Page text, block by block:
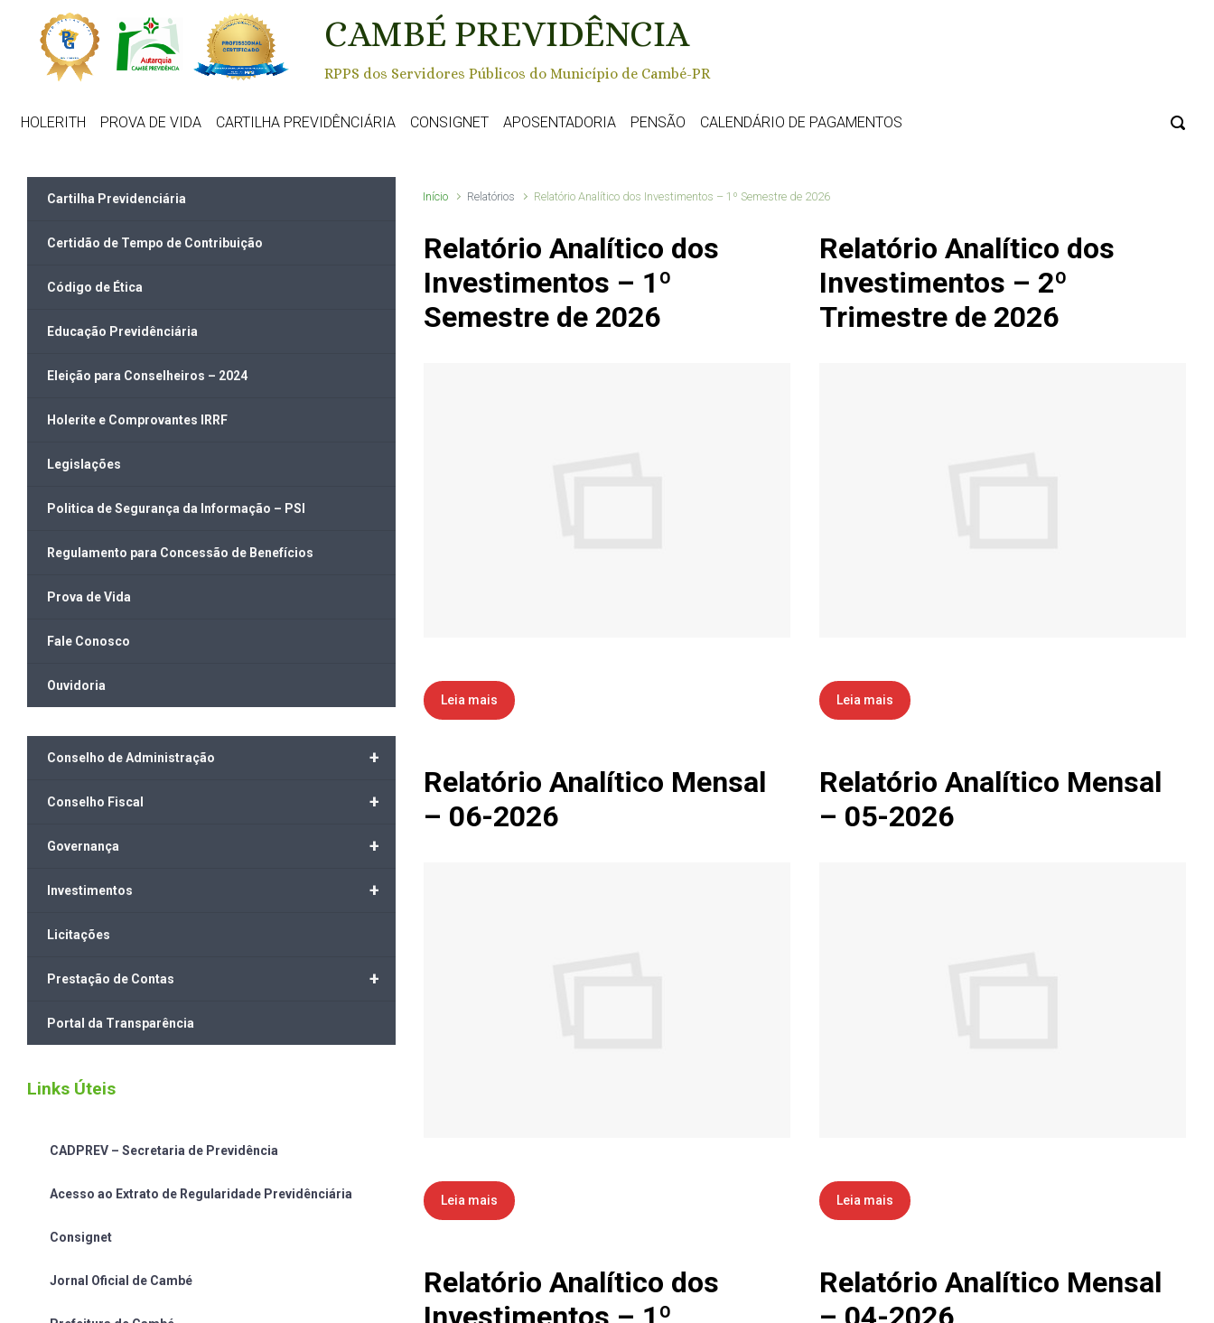
Skip to main content
CAMBÉ PREVIDÊNCIA
RPPS dos Servidores Públicos do Município de Cambé-PR
HOLERITH PROVA DE VIDA CARTILHA PREVIDÊNCIÁRIA CONSIGNET APOSENTADORIA PENSÃO CALENDÁRIO DE PAGAMENTOS
Início Relatórios Relatório Analítico dos Investimentos – 1º Semestre de 2026
Relatório Analítico dos
Investimentos – 1º
Semestre de 2026
Leia mais
Relatório Analítico dos
Investimentos – 2º
Trimestre de 2026
Leia mais
Relatório Analítico Mensal
– 06-2026
Leia mais
Relatório Analítico Mensal
– 05-2026
Leia mais
Relatório Analítico dos
Relatório Analítico Mensal
Cartilha Previdenciária
Certidão de Tempo de Contribuição
Código de Ética
Educação Previdênciária
Eleição para Conselheiros – 2024
Holerite e Comprovantes IRRF
Legislações
Politica de Segurança da Informação – PSI
Regulamento para Concessão de Benefícios
Prova de Vida
Fale Conosco
Ouvidoria
+
Conselho de Administração
+
Conselho Fiscal
+
Governança
+
Investimentos
Licitações
+
Prestação de Contas
Portal da Transparência
Links Úteis
CADPREV – Secretaria de Previdência
Acesso ao Extrato de Regularidade Previdênciária
Consignet
Jornal Oficial de Cambé